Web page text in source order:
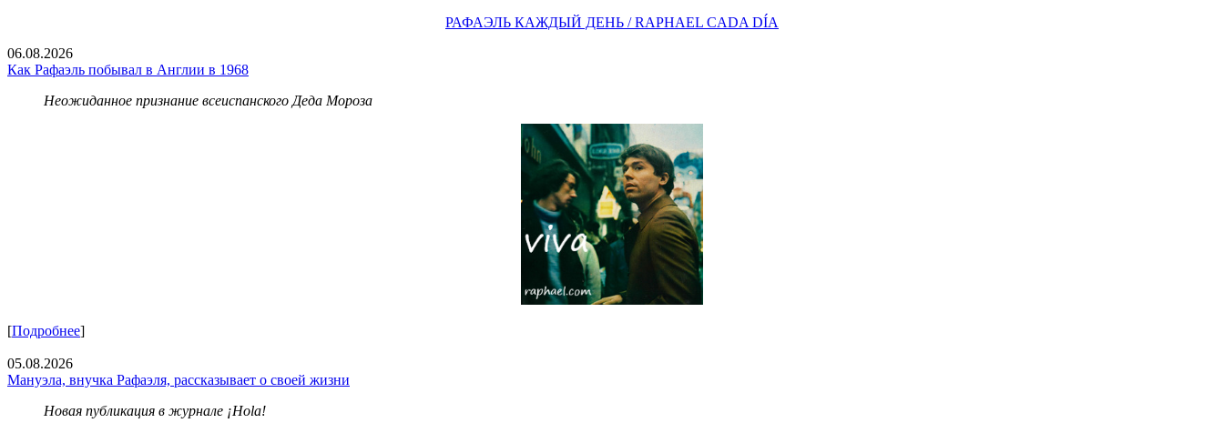
РАФАЭЛЬ КАЖДЫЙ ДЕНЬ / RAPHAEL CADA DÍA
06.08.2026
Как Рафаэль побывал в Англии в 1968
Неожиданное признание всеиспанского Деда Мороза
[Подробнее]
05.08.2026
Мануэла, внучка Рафаэля, рассказывает о своей жизни
Новая публикация в журнале ¡Hola!